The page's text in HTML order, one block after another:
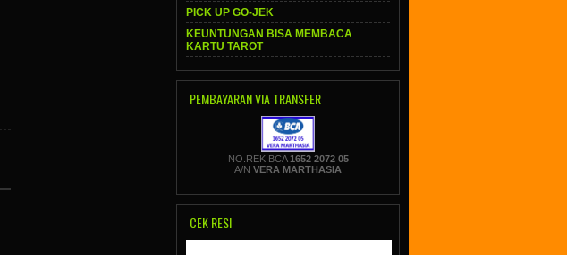
PICK UP GO-JEK
KEUNTUNGAN BISA MEMBACA
KARTU TAROT
PEMBAYARAN VIA TRANSFER
NO.REK BCA 1652 2072 05
A/N VERA MARTHASIA
CEK RESI